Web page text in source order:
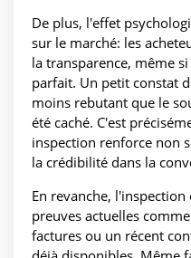
De plus, l'effet
sur le marché: les
la transparence, même
parfait. Un petit constat
moins rebutant que le
été caché. C'est
inspection renforce non
la crédibilité dans la
En revanche,
preuves actuelles
factures ou un récent